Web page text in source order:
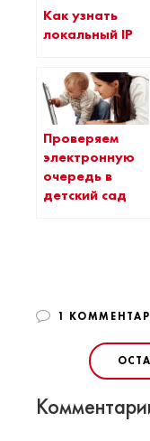
Как узнать
локальный IP
Проверяем
электронную
очередь в
детский сад
1